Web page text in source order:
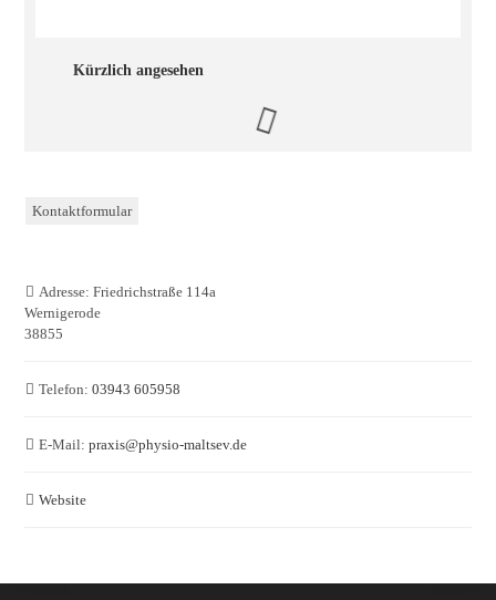
Kürzlich angesehen
Kontaktformular
Adresse: Friedrichstraße 114a
Wernigerode
38855
Telefon: 03943 605958
E-Mail: praxis@physio-maltsev.de
Website